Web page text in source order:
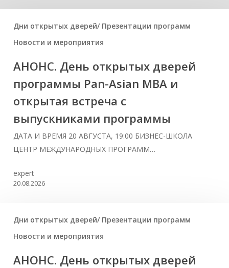
Дни открытых дверей/ Презентации программ
Новости и мероприятия
АНОНС. День открытых дверей
программы Pan-Asian MBA и
открытая встреча с
выпускниками программы
ДАТА И ВРЕМЯ 20 АВГУСТА, 19:00 БИЗНЕС-ШКОЛА
ЦЕНТР МЕЖДУНАРОДНЫХ ПРОГРАММ…
expert
20.08.2026
Дни открытых дверей/ Презентации программ
Новости и мероприятия
АНОНС. День открытых дверей